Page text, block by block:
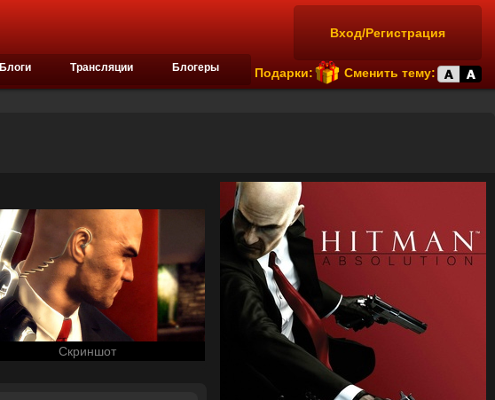
Вход/Регистрация
Подарки: Сменить тему:
Блоги Трансляции Блогеры
Скриншот